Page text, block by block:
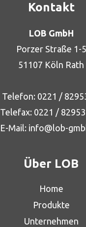
Kontakt
LOB GmbH
Porzer Straße 1-5
51107 Köln Rath
Telefon: 0221 /
Telefax: 0221 /
E-Mail: info@lob-
Über LOB
Home
Produkte
Unternehmen